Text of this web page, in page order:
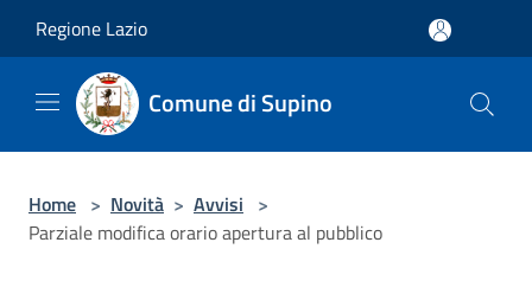
Regione Lazio
Comune di Supino
Home > Novità > Avvisi >
Parziale modifica orario apertura al pubblico